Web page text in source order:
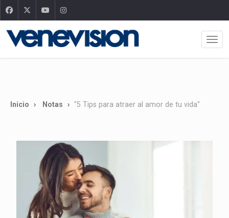
Inicio Notas "5 Tips para atraer al amor de tu vida"